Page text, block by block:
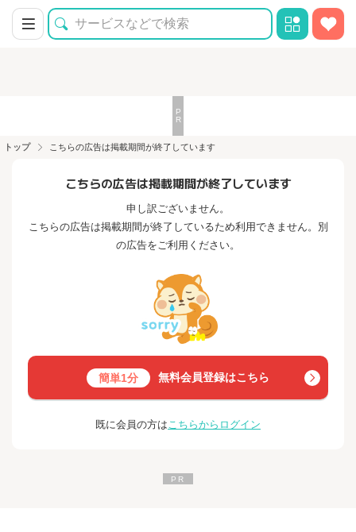
トップ こちらの広告は掲載期間が終了しています
こちらの広告は掲載期間が終了しています
申し訳ございません。
こちらの広告は掲載期間が終了しているため利用できません。別
の広告をご利用ください。
簡単1分 無料会員登録はこちら
既に会員の方はこちらからログイン